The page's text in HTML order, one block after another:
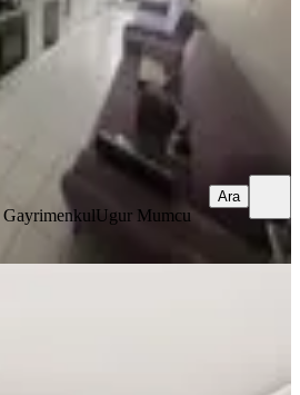
Şahin
GayrimenkulUgur Mumcu
Ara